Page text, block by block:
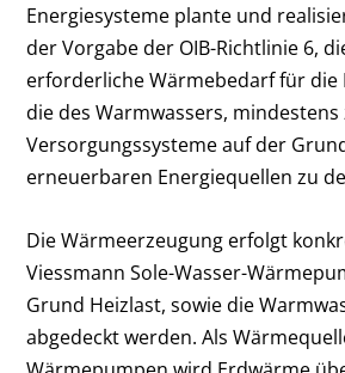
Energiesysteme plante und
der Vorgabe der OIB-Richtlinie 6,
erforderliche Wärmebedarf für die
die des Warmwassers, mindestens
Versorgungssysteme auf der
erneuerbaren Energiequellen zu
Die Wärmeerzeugung erfolgt
Viessmann Sole-Wasser-
Grund Heizlast, sowie die
abgedeckt werden. Als